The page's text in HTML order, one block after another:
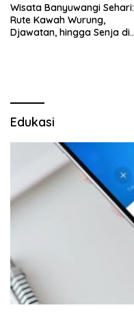
Wisata Banyuwangi Sehari:
Rute Kawah Wurung,
Djawatan, hingga Senja di
Edukasi